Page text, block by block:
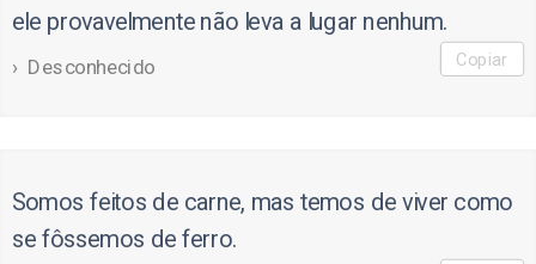
ele provavelmente não leva a lugar nenhum.
Desconhecido Copiar
Somos feitos de carne, mas temos de viver como
se fôssemos de ferro.